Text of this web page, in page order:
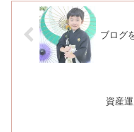
ブログ
資産